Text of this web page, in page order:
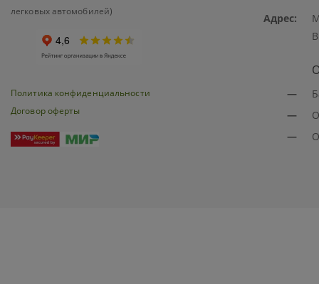
легковых автомобилей)
Политика конфиденциальности
Договор оферты
Адрес:
—
—
—